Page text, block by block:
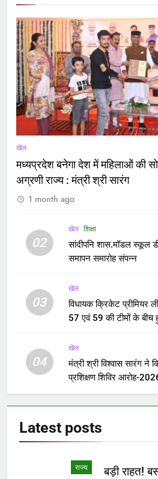
खेल
मध्यप्रदेश बनेगा देश में महिलाओं की
अग्रणी राज्य : मंत्री श्री सारंग
1 month ago
02
खेल शिक्षा
सांदीपनि शास.मॉडल स्कूल
समापन समारोह संपन्न
03
खेल
विधायक क्रिकेट प्रीमियर
57 एवं 59 की टीमों के
04
खेल
मंत्री श्री विश्वास सारंग ने
प्रशिक्षण शिविर आरोह-
Latest posts
राज्य
बड़ी राहत!